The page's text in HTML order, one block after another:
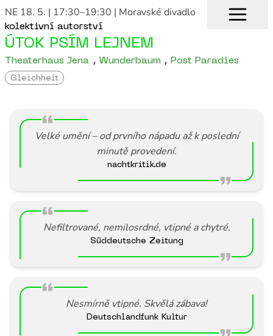
NE 18. 5. | 17:30–19:30 | Moravské divadlo
kolektivní autorství
ÚTOK PSÍM LEJNEM
Theaterhaus Jena , Wunderbaum , Post Paradies
Gleichheit
Velké umění – od prvního nápadu až k poslední
minutě provedení.
nachtkritik.de
Nefiltrované, nemilosrdné, vtipné a chytré.
Süddeutsche Zeitung
Nesmírně vtipné. Skvělá zábava!
Deutschlandfunk Kultur